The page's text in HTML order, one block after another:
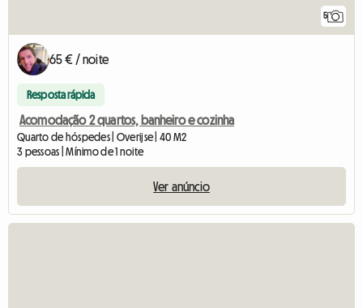
5
65 € / noite
Resposta rápida
Acomodação 2 quartos, banheiro e cozinha
Quarto de hóspedes | Overijse | 40 M2
3 pessoas | Mínimo de 1 noite
Ver anúncio